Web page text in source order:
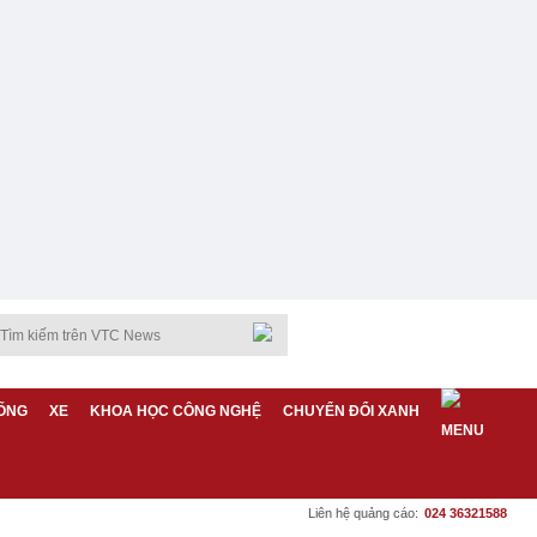
XE KHOA HỌC CÔNG NGHỆ CHUYỂN ĐỔI XANH
Liên hệ quảng cáo: 024 36321588